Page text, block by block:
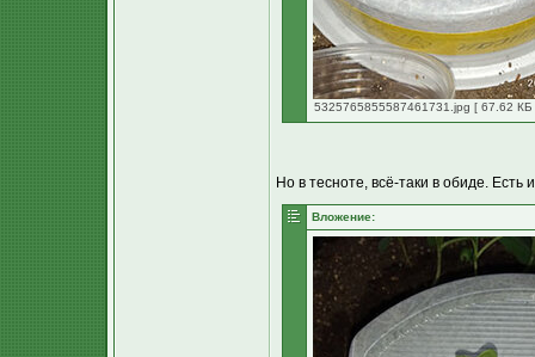
5325765855587461731.jpg [ 67.62
Но в тесноте, всё-таки в обиде. Есть
Вложение: